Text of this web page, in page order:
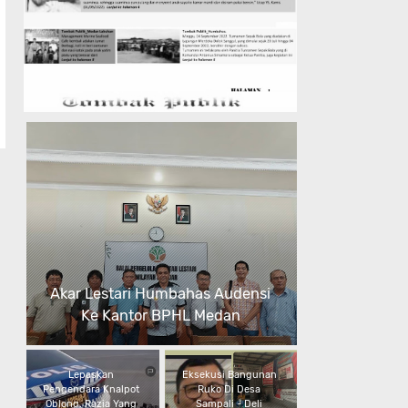
Akar Lestari Humbahas Audensi
Ke Kantor BPHL Medan
Lepaskan
Pengendara Knalpot
Oblong, Razia Yang
Eksekusi Bangunan
Ruko Di Desa
Sampali - Deli